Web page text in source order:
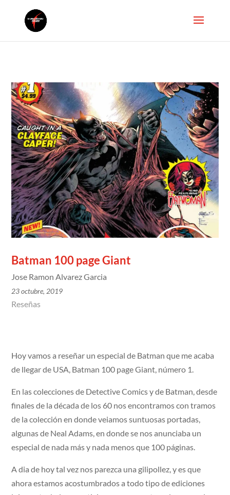
Batman 100 page Giant
Jose Ramon Alvarez Garcia
23 octubre, 2019
Reseñas
Hoy vamos a reseñar un especial de Batman que me acaba
de llegar de USA, Batman 100 page Giant, número 1.
En las colecciones de Detective Comics y de Batman, desde
finales de la década de los 60 nos encontramos con tramos
de la colección en donde veiamos suntuosas portadas,
algunas de Neal Adams, en donde se nos anunciaba un
especial de nada más y nada menos que 100 páginas.
A dia de hoy tal vez nos parezca una gilipollez, y es que
ahora estamos acostumbrados a todo tipo de ediciones